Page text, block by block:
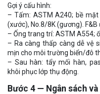
Gợi ý cấu hình:
– Tấm: ASTM A240; bề
(xước), No.8/8K (gương).
– Ống trang trí: ASTM A554;
– Ra càng thấp càng dễ vệ
mịn cho môi trường biển/đô
– Sau hàn: tẩy mối hàn,
khôi phục lớp thụ động.
Bước 4 — Ngân sách